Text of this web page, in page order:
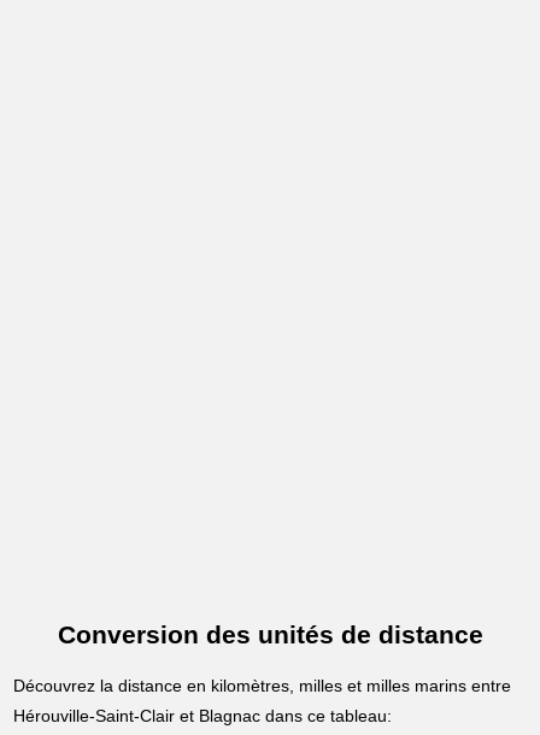
Conversion des unités de distance
Découvrez la distance en kilomètres, milles et milles marins entre
Hérouville-Saint-Clair et Blagnac dans ce tableau: